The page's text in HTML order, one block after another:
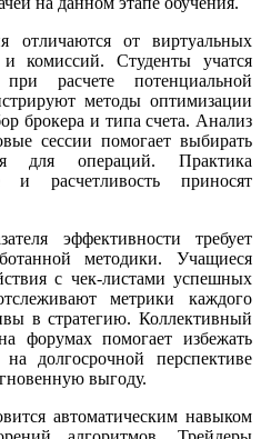
отличаются от виртуальных
комиссий. Студенты учатся
расчете потенциальной
методы оптимизации
брокера и типа счета. Анализ
сессии помогает выбирать
для операций. Практика
и расчетливость приносят
эффективности требует
методики. Учащиеся
с чек-листами успешных
метрики каждого
в стратегию. Коллективный
форумах помогает избежать
долгосрочной перспективе
выгоду.
автоматическим навыком